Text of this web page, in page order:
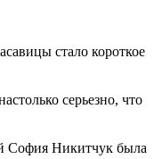
стало короткое
серьезно, что
София Никитчук была